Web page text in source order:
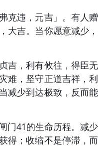
克违，元吉」。有人赠
大吉。当你愿意减少，
吉，利有攸往，得臣无
难，坚守正道吉祥，利
减少到达极致，反而能
门41的生命历程。减少
得；收缩不是停滞，而